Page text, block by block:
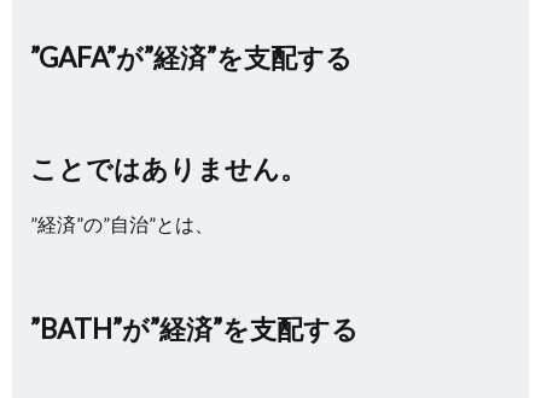
”GAFA”が”経済”を支配する
ことではありません。
”経済”の”自治”とは、
”BATH”が”経済”を支配する